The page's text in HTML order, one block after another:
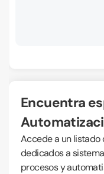
Encuentra especialistas en
Accede a un
dedicados a
procesos y